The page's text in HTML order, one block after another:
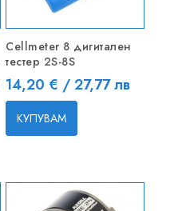
Cellmeter 8 дигитален
тестер 2S-8S
Цена
14,20 € / 27,77 лв
КУПУВАМ